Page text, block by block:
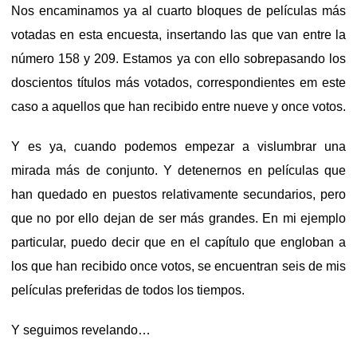
Nos encaminamos ya al cuarto bloques de películas más
votadas en esta encuesta, insertando las que van entre la
número 158 y 209. Estamos ya con ello sobrepasando los
doscientos títulos más votados, correspondientes em este
caso a aquellos que han recibido entre nueve y once votos.
Y es ya, cuando podemos empezar a vislumbrar una
mirada más de conjunto. Y detenernos en películas que
han quedado en puestos relativamente secundarios, pero
que no por ello dejan de ser más grandes. En mi ejemplo
particular, puedo decir que en el capítulo que engloban a
los que han recibido once votos, se encuentran seis de mis
películas preferidas de todos los tiempos.
Y seguimos revelando…